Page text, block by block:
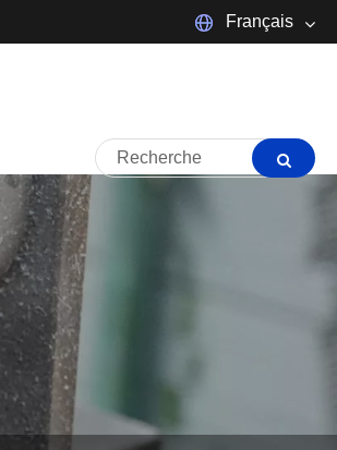
Français
Italiano
ไทย